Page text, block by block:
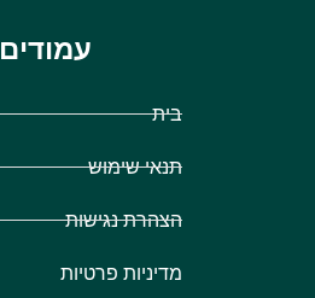
עמודים
בית
תנאי שימוש
הצהרת נגישות
מדיניות פרטיות